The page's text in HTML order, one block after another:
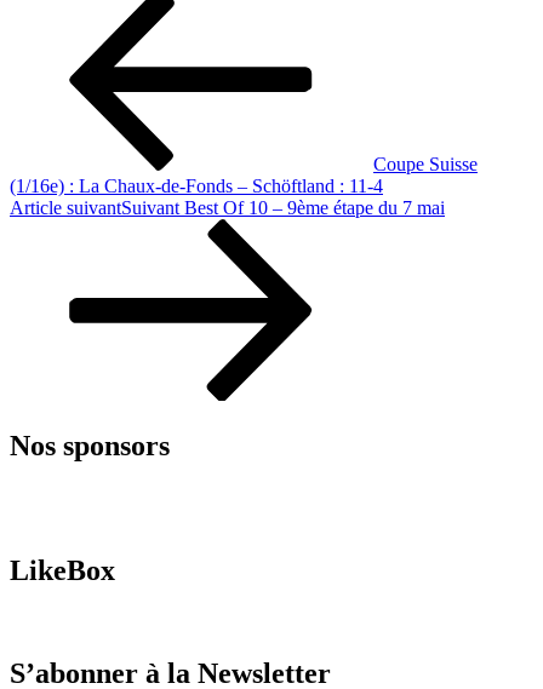
Coupe Suisse
(1/16e) : La Chaux-de-Fonds – Schöftland : 11-4
Article suivantSuivant Best Of 10 – 9ème étape du 7 mai
Nos sponsors
LikeBox
S’abonner à la Newsletter